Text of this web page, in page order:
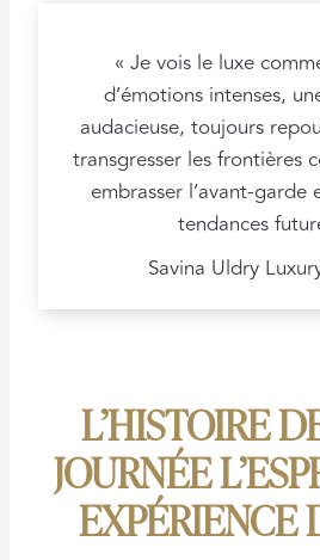
« Je vois le luxe
d’émotions intenses,
audacieuse, toujours
transgresser les frontières
embrasser l’avant-garde
tendances
Savina Uldry
L’HISTOIRE
JOURNÉE
EXPÉRIENCE